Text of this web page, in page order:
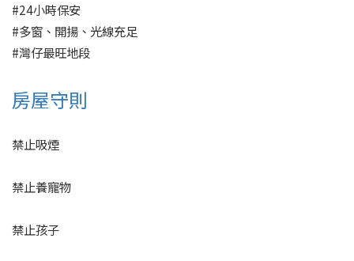
#24小時保安
#多窗、開揚、光線充足
#灣仔最旺地段
房屋守則
禁止吸煙
禁止養寵物
禁止孩子